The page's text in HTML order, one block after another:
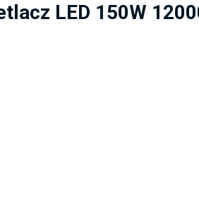
LED 150W